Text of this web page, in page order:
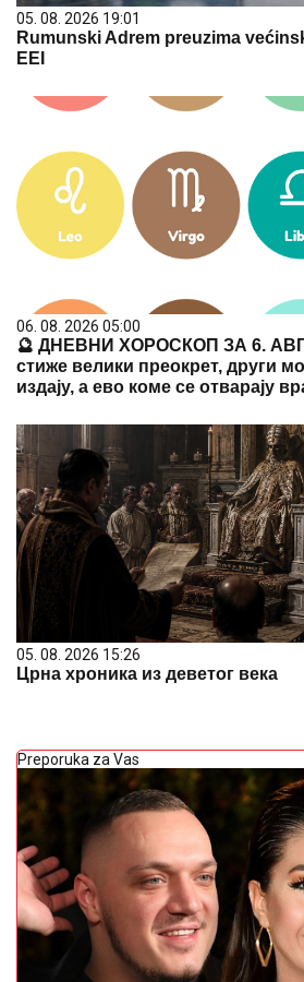
05. 08. 2026 19:01
Rumunski Adrem preuzima
EEI
06. 08. 2026 05:00
🔮 ДНЕВНИ ХОРОСКОП ЗА 6.
стиже велики преокрет, други
издају, а ево коме се отварају
05. 08. 2026 15:26
Црна хроника из деветог века
Preporuka za Vas